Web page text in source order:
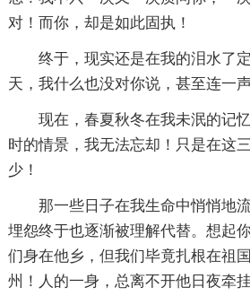
对！而你，却是如此固执！
终于，现实还是在我的泪水了
天，我什么也没对你说，甚至连
现在，春夏秋冬在我未泯的记
时的情景，我无法忘却！只是在这
少！
那一些日子在我生命中悄悄地
埋怨终于也逐渐被理解代替。想起
们身在他乡，但我们毕竟扎根在祖
州！人的一身，总离不开他日夜牵